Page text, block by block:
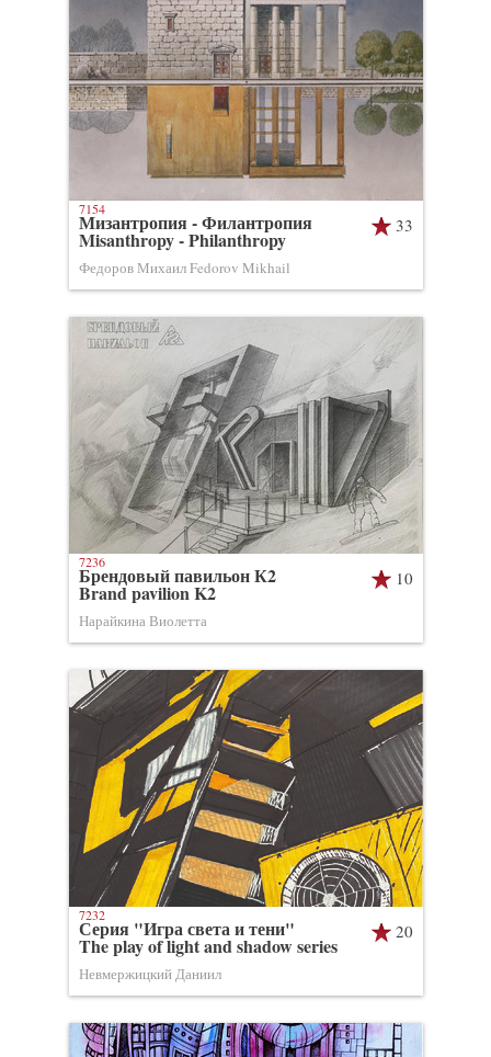
33
Мизантропия - Филантропия
Misanthropy - Philanthropy
Федоров Михаил Fedorov Mikhail
7154
10
Брендовый павильон К2
Brand pavilion K2
Нарайкина Виолетта
7236
20
Серия "Игра света и тени"
The play of light and shadow series
Невмержицкий Даниил
7232